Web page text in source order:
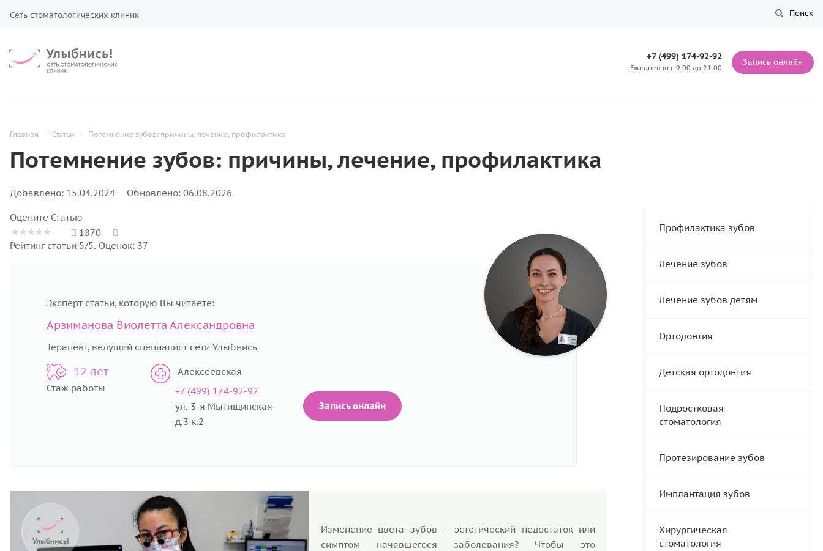
Сеть стоматологических клиник Поиск
+7 (499) 174-92-92
Ежедневно с 9:00 до 21:00
Запись онлайн
Главная Статьи Потемнение зубов: причины, лечение, профилактика
Потемнение зубов: причины, лечение, профилактика
Добавлено: 15.04.2024 Обновлено: 06.08.2026
Оцените Статью
1870
Рейтинг статьи 5/5. Оценок: 37
Эксперт статьи, которую Вы читаете:
Арзиманова Виолетта Александровна
Терапевт, ведущий специалист сети Улыбнись
12 лет
Стаж работы
Алексеевская
+7 (499) 174-92-92
ул. 3-я Мытищинская
д.3 к.2
Запись онлайн
Изменение цвета зубов – эстетический недостаток или
симптом начавшегося заболевания? Чтобы это
Профилактика зубов
Лечение зубов
Лечение зубов детям
Ортодонтия
Детская ортодонтия
Подростковая
стоматология
Протезирование зубов
Имплантация зубов
Хирургическая
стоматология